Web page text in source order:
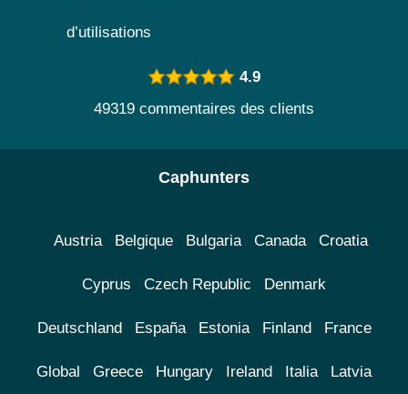
d’utilisations
4.9
49319 commentaires des clients
Caphunters
Austria Belgique Bulgaria Canada Croatia
Cyprus Czech Republic Denmark
Deutschland España Estonia Finland France
Global Greece Hungary Ireland Italia Latvia